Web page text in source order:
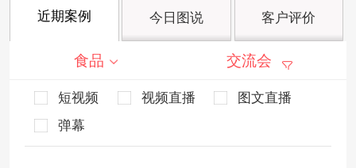
近期案例 今日图说 客户评价
食品 交流会
短视频 视频直播
图文直播
弹幕